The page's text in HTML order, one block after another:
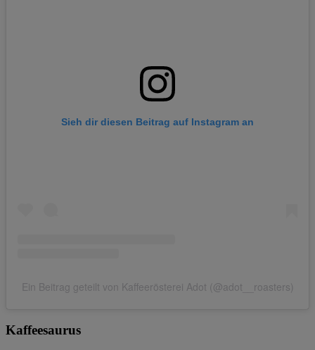
Sieh dir diesen Beitrag auf Instagram an
Ein Beitrag geteilt von Kaffeerösterei Adot (@adot__roasters)
Kaffeesaurus